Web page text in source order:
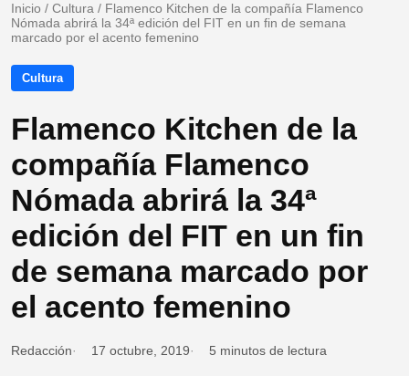
Inicio / Cultura / Flamenco Kitchen de la compañía Flamenco
Nómada abrirá la 34ª edición del FIT en un fin de semana
marcado por el acento femenino
Cultura
Flamenco Kitchen de la
compañía Flamenco
Nómada abrirá la 34ª
edición del FIT en un fin
de semana marcado por
el acento femenino
Redacción 17 octubre, 2019 5 minutos de lectura